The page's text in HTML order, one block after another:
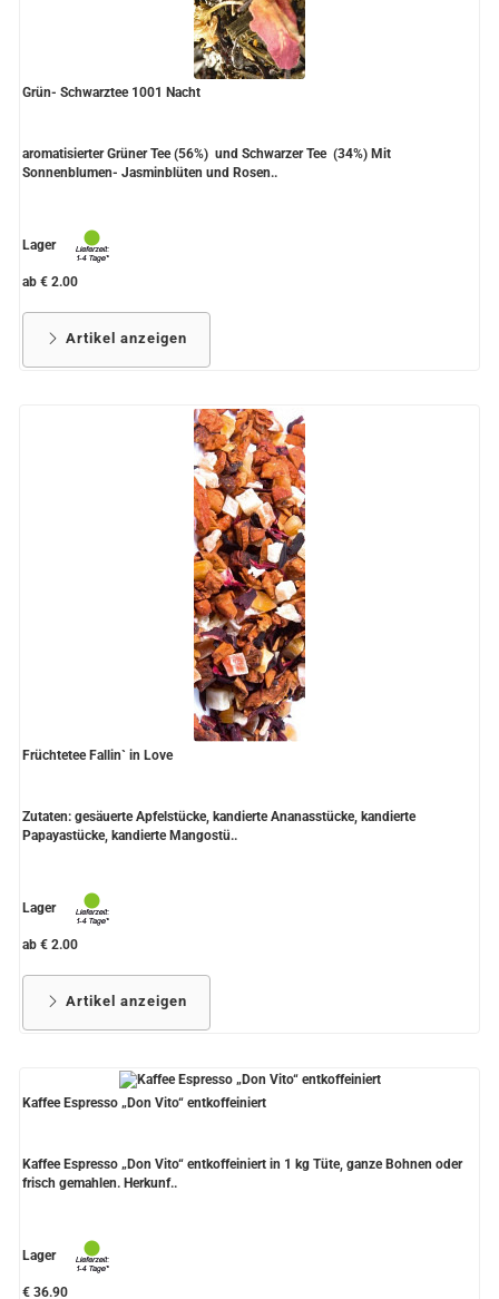
Grün- Schwarztee 1001 Nacht
aromatisierter Grüner Tee (56%) und Schwarzer Tee (34%) Mit
Sonnenblumen- Jasminblüten und Rosen..
Lager
ab € 2.00
Artikel anzeigen
Früchtetee Fallin` in Love
Zutaten: gesäuerte Apfelstücke, kandierte Ananasstücke, kandierte
Papayastücke, kandierte Mangostü..
Lager
ab € 2.00
Artikel anzeigen
Kaffee Espresso „Don Vito“ entkoffeiniert
Kaffee Espresso „Don Vito“ entkoffeiniert in 1 kg Tüte, ganze Bohnen oder
frisch gemahlen. Herkunf..
Lager
€ 36.90